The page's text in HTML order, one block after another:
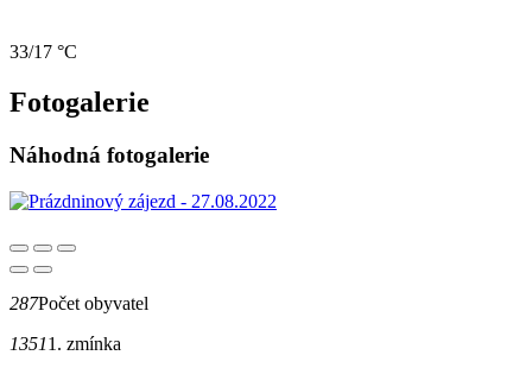
33/17 °C
Fotogalerie
Náhodná fotogalerie
287Počet obyvatel
13511. zmínka